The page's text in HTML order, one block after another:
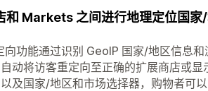
和 Markets 之间进行地理定位国家
功能通过识别 GeoIP 国家/地区信息
动将访客重定向至正确的扩展商店或
及国家/地区和市场选择器，购物者可